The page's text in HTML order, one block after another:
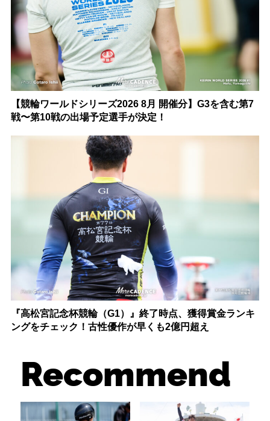
【競輪ワールドシリーズ2026 8月 開催分】G3を含む第7
戦〜第10戦の出場予定選手が決定！
『高松宮記念杯競輪（G1）』終了時点、獲得賞金ランキ
ングをチェック！古性優作が早くも2億円超え
Recommend